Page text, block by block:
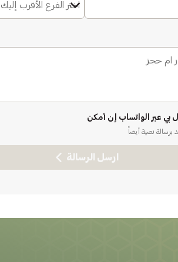
اختر الفرع الأقرب إليك
بي عبر الواتساب إن أمكن
برسالة نصية أيضاً
ارسل الرسالة